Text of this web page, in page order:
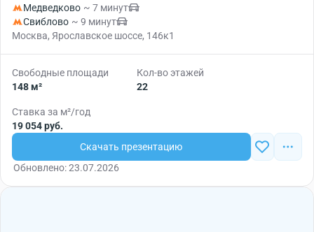
Медведково ~ 7 минут
Свиблово ~ 9 минут
Москва, Ярославское шоссе, 146к1
Свободные площади
148 м²
Кол-во этажей
22
Ставка за м²/год
19 054 руб.
Скачать презентацию
Обновлено: 23.07.2026